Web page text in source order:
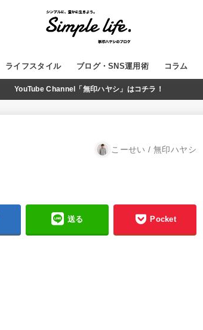
ライフスタイル
GADGET
MUJI
ブログ・SNS運用術
WordPress
ブログ運営
SNS
YouTube
コラム
YouTube Channel「無印ハヤシ」はコチラ！
こーせい / 無印ハヤシ
送る Pocket